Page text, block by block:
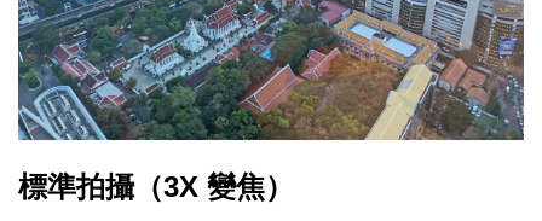
標準拍攝（3X 變焦）